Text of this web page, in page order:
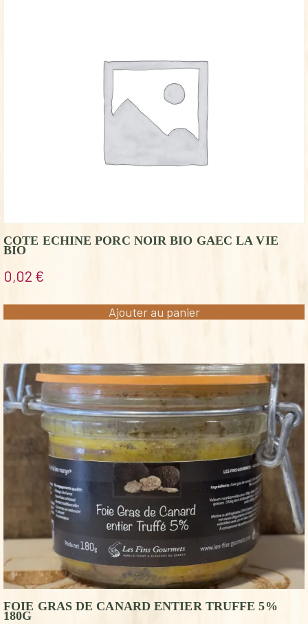
COTE ECHINE PORC NOIR BIO GAEC LA VIE
BIO
0,02 €
Ajouter au panier
FOIE GRAS DE CANARD ENTIER TRUFFE 5%
180G